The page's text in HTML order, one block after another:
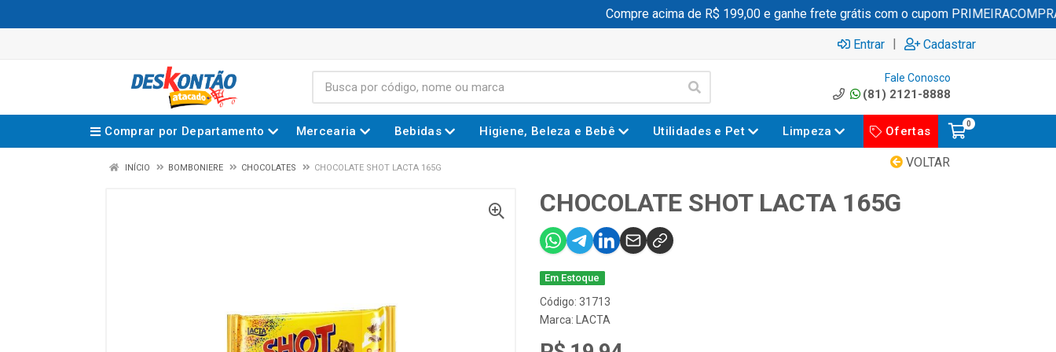
Compre acima de R$ 199,00 e ganhe frete grátis com o cupom PRIMEIRACOMPRA
Entrar | Cadastrar
Fale Conosco
(81) 2121-8888
Comprar por Departamento Mercearia Bebidas Higiene, Beleza e Bebê Utilidades e Pet Limpeza Ofertas
0
VOLTAR
INÍCIO BOMBONIERE CHOCOLATES CHOCOLATE SHOT LACTA 165G
CHOCOLATE SHOT LACTA 165G
Em Estoque
Código: 31713
Marca:
LACTA